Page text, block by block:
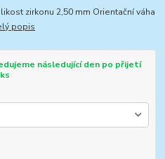
zirkonu 2,50 mm Orientační váha
popis
následující den po přijetí